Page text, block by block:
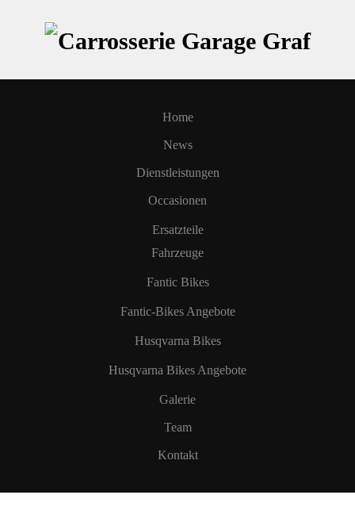
Zum Hauptinhalt springen
Home
News
Dienstleistungen
Occasionen
Ersatzteile
Fahrzeuge
Fantic Bikes
Fantic-Bikes Angebote
Husqvarna Bikes
Husqvarna Bikes Angebote
Galerie
Team
Kontakt